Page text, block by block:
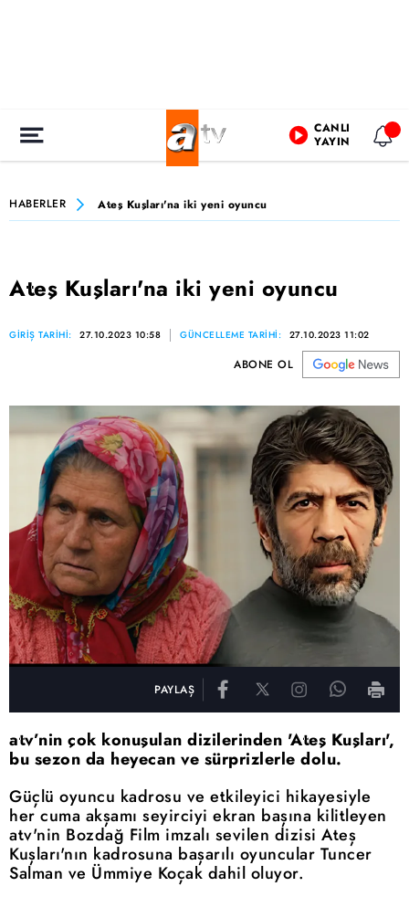
CANLI
YAYIN
HABERLER Ateş Kuşları'na iki yeni oyuncu
Ateş Kuşları'na iki yeni oyuncu
GİRİŞ TARİHİ: 27.10.2023 10:58 GÜNCELLEME TARİHİ: 27.10.2023 11:02
ABONE OL
PAYLAŞ
atv’nin çok konuşulan dizilerinden 'Ateş Kuşları',
bu sezon da heyecan ve sürprizlerle dolu.
Güçlü oyuncu kadrosu ve etkileyici hikayesiyle
her cuma akşamı seyirciyi ekran başına kilitleyen
atv'nin Bozdağ Film imzalı sevilen dizisi Ateş
Kuşları'nın kadrosuna başarılı oyuncular Tuncer
Salman ve Ümmiye Koçak dahil oluyor.